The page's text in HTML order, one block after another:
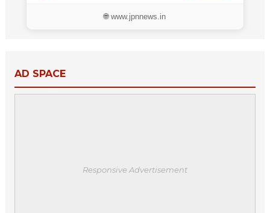
🌐 www.jpnnews.in
AD SPACE
Responsive Advertisement